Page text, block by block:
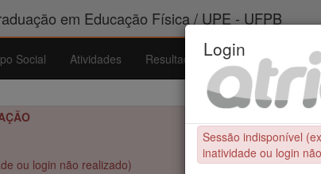
em Educação Física / UPE - UFPB
Social Atividades Resultados Admissão
ou login não realizado)
Login
Sessão indisponível
inatividade ou login